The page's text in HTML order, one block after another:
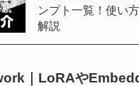
ンプト一覧！使い
解説
｜LoRAや